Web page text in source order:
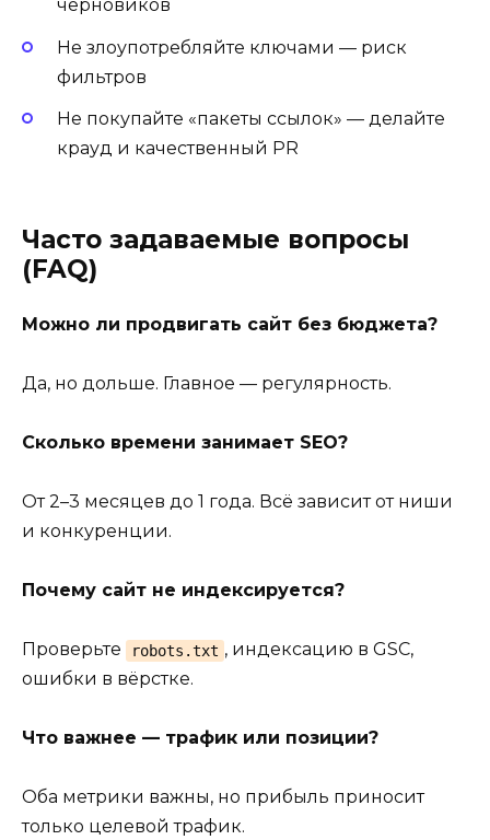
черновиков
Не злоупотребляйте ключами — риск
фильтров
Не покупайте «пакеты ссылок» — делайте
крауд и качественный PR
Часто задаваемые вопросы
(FAQ)
Можно ли продвигать сайт без бюджета?
Да, но дольше. Главное — регулярность.
Сколько времени занимает SEO?
От 2–3 месяцев до 1 года. Всё зависит от ниши
и конкуренции.
Почему сайт не индексируется?
Проверьте robots.txt , индексацию в GSC,
ошибки в вёрстке.
Что важнее — трафик или позиции?
Оба метрики важны, но прибыль приносит
только целевой трафик.